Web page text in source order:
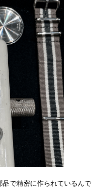
で精密に作られているんで